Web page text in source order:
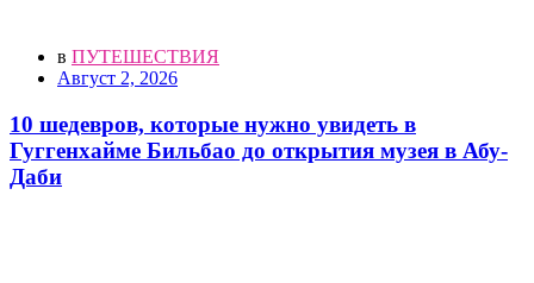
в ПУТЕШЕСТВИЯ
Август 2, 2026
10 шедевров, которые нужно увидеть в
Гуггенхайме Бильбао до открытия музея в Абу-
Даби